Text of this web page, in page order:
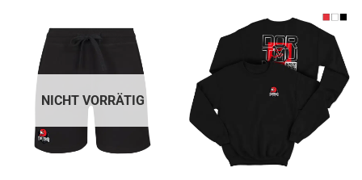
NICHT VORRÄTIG